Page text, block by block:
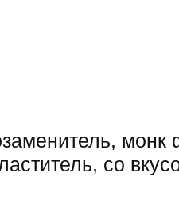
монк
со